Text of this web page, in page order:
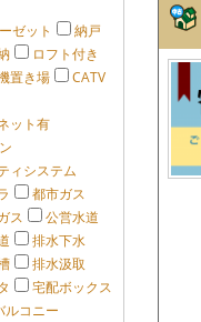
ゼット
納戸
ロフト付き
置き場
CATV
ット有
ィシステム
都市ガス
ス
公営水道
排水下水
排水汲取
宅配ボックス
ルコニー